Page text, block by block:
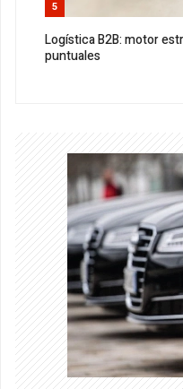
5
Logística B2B: motor
puntuales